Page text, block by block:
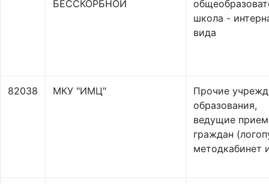
БЕССКОРБНОЙ
школа -
вида
82038 МКУ "ИМЦ"
Прочие
образования,
ведущие прием
граждан
методкабинет